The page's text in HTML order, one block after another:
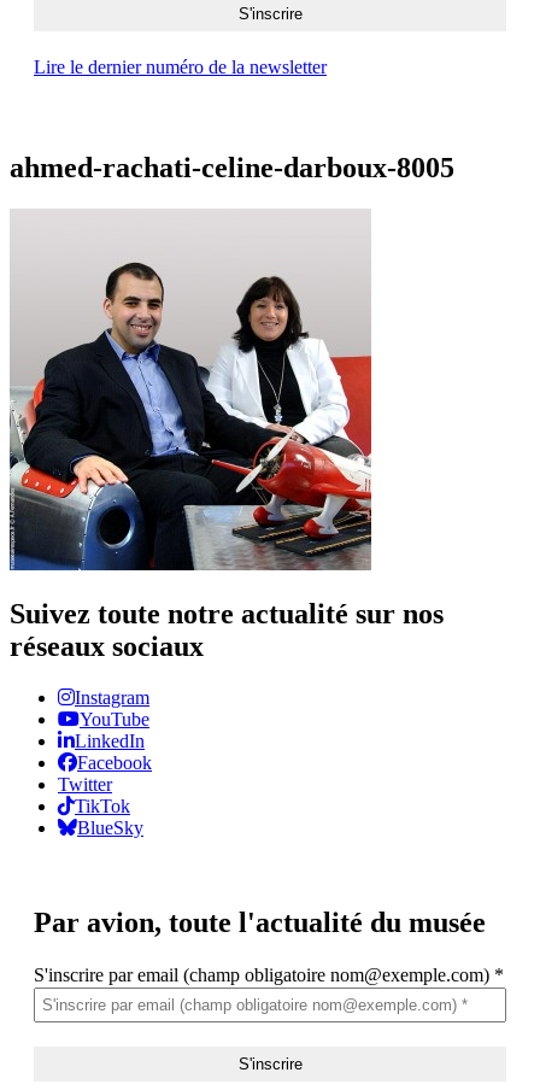
Lire le dernier numéro de la newsletter
ahmed-rachati-celine-darboux-8005
Suivez toute notre actualité sur nos
réseaux sociaux
Instagram
YouTube
LinkedIn
Facebook
Twitter
TikTok
BlueSky
Par avion, toute l'actualité du musée
S'inscrire par email (champ obligatoire nom@exemple.com) *